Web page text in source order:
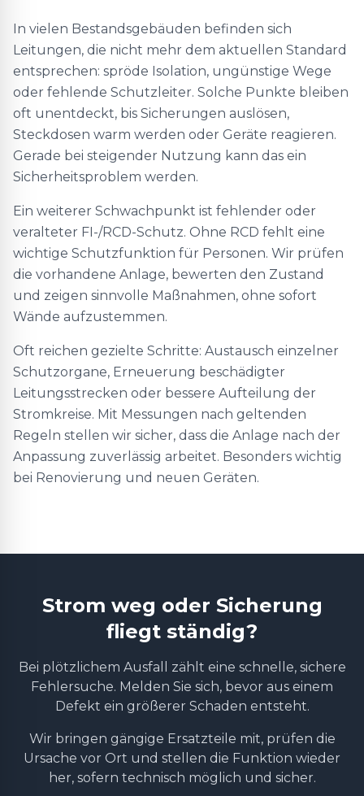
In vielen Bestandsgebäuden befinden sich
Leitungen, die nicht mehr dem aktuellen Standard
entsprechen: spröde Isolation, ungünstige Wege
oder fehlende Schutzleiter. Solche Punkte bleiben
oft unentdeckt, bis Sicherungen auslösen,
Steckdosen warm werden oder Geräte reagieren.
Gerade bei steigender Nutzung kann das ein
Sicherheitsproblem werden.
Ein weiterer Schwachpunkt ist fehlender oder
veralteter FI-/RCD-Schutz. Ohne RCD fehlt eine
wichtige Schutzfunktion für Personen. Wir prüfen
die vorhandene Anlage, bewerten den Zustand
und zeigen sinnvolle Maßnahmen, ohne sofort
Wände aufzustemmen.
Oft reichen gezielte Schritte: Austausch einzelner
Schutzorgane, Erneuerung beschädigter
Leitungsstrecken oder bessere Aufteilung der
Stromkreise. Mit Messungen nach geltenden
Regeln stellen wir sicher, dass die Anlage nach der
Anpassung zuverlässig arbeitet. Besonders wichtig
bei Renovierung und neuen Geräten.
Strom weg oder Sicherung
fliegt ständig?
Bei plötzlichem Ausfall zählt eine schnelle, sichere
Fehlersuche. Melden Sie sich, bevor aus einem
Defekt ein größerer Schaden entsteht.
Wir bringen gängige Ersatzteile mit, prüfen die
Ursache vor Ort und stellen die Funktion wieder
her, sofern technisch möglich und sicher.